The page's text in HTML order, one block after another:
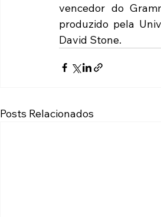
vencedor do
produzido pela
David Stone.
Posts Relacionados